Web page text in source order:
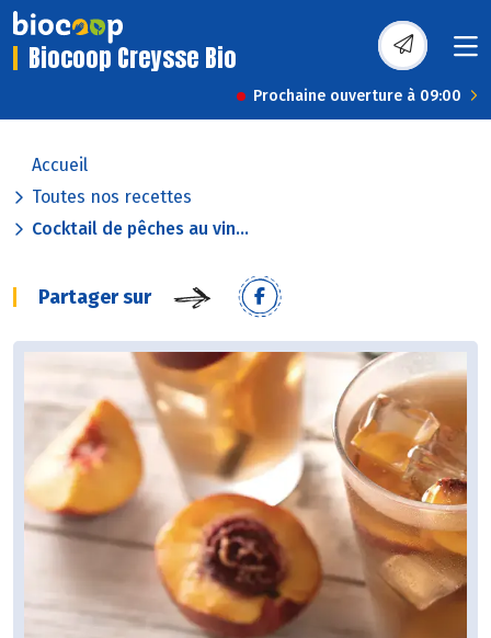
Biocoop Creysse Bio
Prochaine ouverture à 09:00
Accueil
Toutes nos recettes
Cocktail de pêches au vin...
Partager sur